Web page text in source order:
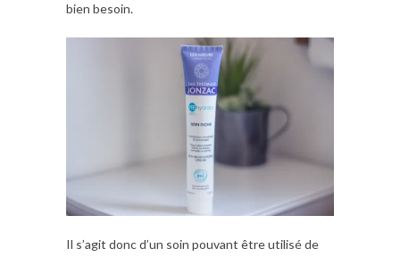
bien besoin.
Il s’agit donc d’un soin pouvant être utilisé de